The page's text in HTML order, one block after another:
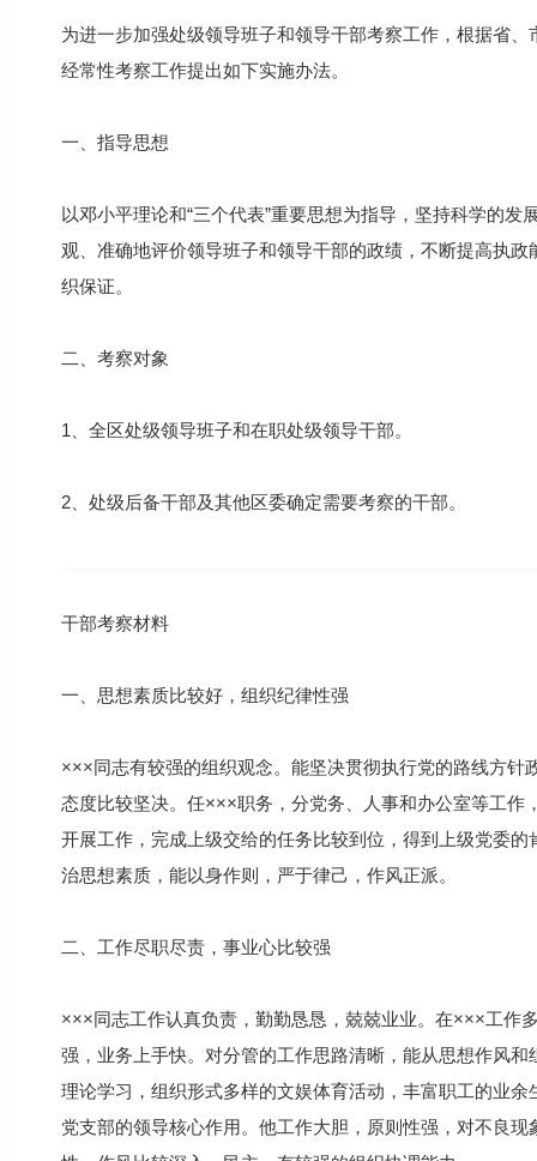
为进一步加强处级领导班子和领导干部考察工作，根据省
经常性考察工作提出如下实施办法。
一、指导思想
以邓小平理论和“三个代表”重要思想为指导，坚持科学的
观、准确地评价领导班子和领导干部的政绩，不断提高执
织保证。
二、考察对象
1、全区处级领导班子和在职处级领导干部。
2、处级后备干部及其他区委确定需要考察的干部。
干部考察材料
一、思想素质比较好，组织纪律性强
×××同志有较强的组织观念。能坚决贯彻执行党的路线方
态度比较坚决。任×××职务，分党务、人事和办公室等工
开展工作，完成上级交给的任务比较到位，得到上级党委
治思想素质，能以身作则，严于律己，作风正派。
二、工作尽职尽责，事业心比较强
×××同志工作认真负责，勤勤恳恳，兢兢业业。在×××工作
强，业务上手快。对分管的工作思路清晰，能从思想作风
理论学习，组织形式多样的文娱体育活动，丰富职工的业
党支部的领导核心作用。他工作大胆，原则性强，对不良